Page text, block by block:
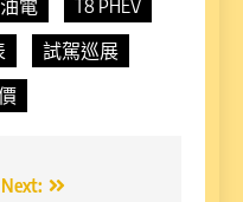
電
T8 PHEV
試駕巡展
Next: